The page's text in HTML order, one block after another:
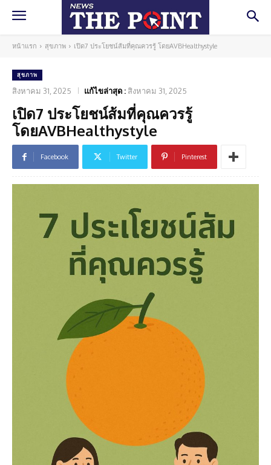
หน้าแรก สุขภาพ เปิด7 ประโยชน์ส้มที่คุณควรรู้ โดยAVBHealthystyle
สุขภาพ
สิงหาคม 31, 2025 แก้ไขล่าสุด : สิงหาคม 31, 2025
เปิด7 ประโยชน์ส้มที่คุณควรรู้
โดยAVBHealthystyle
Facebook Twitter Pinterest